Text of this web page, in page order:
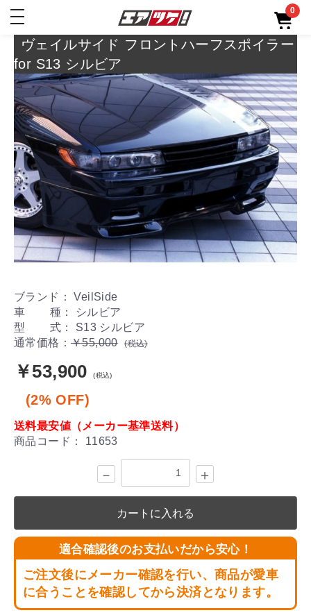
toggle
0
ヴェイルサイド フロントハーフスポイラー
for S13 シルビア
ブランド： VeilSide
車 種： シルビア
型 式： S13 シルビア
通常価格： ￥55,000 (税込)
￥53,900 (税込)
(2% OFF)
送料最安値（メーカー基準送料）
商品コード： 11653
－ ＋
カートに入れる
適合確認後のお支払いだから安心！
ご注文後にメーカー確認を行い、商品が愛車
に合うことを確認してから決済となります。